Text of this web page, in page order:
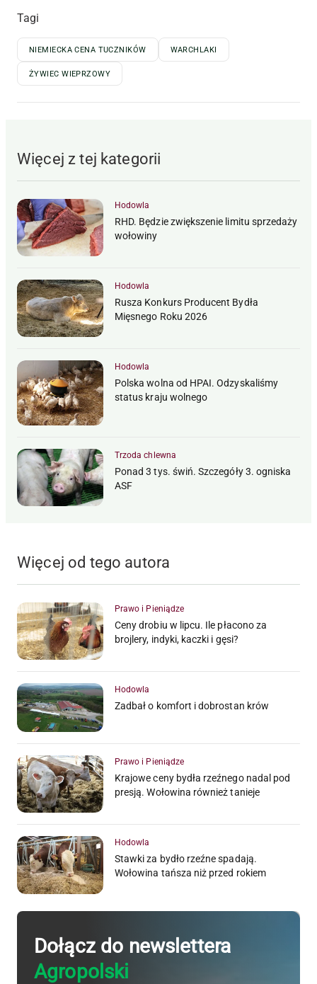
Tagi
NIEMIECKA CENA TUCZNIKÓW WARCHLAKI
ŻYWIEC WIEPRZOWY
Więcej z tej kategorii
Hodowla
RHD. Będzie zwiększenie limitu sprzedaży
wołowiny
Hodowla
Rusza Konkurs Producent Bydła
Mięsnego Roku 2026
Hodowla
Polska wolna od HPAI. Odzyskaliśmy
status kraju wolnego
Trzoda chlewna
Ponad 3 tys. świń. Szczegóły 3. ogniska
ASF
Więcej od tego autora
Prawo i Pieniądze
Ceny drobiu w lipcu. Ile płacono za
brojlery, indyki, kaczki i gęsi?
Hodowla
Zadbał o komfort i dobrostan krów
Prawo i Pieniądze
Krajowe ceny bydła rzeźnego nadal pod
presją. Wołowina również tanieje
Hodowla
Stawki za bydło rzeźne spadają.
Wołowina tańsza niż przed rokiem
Dołącz do newslettera
Agropolski